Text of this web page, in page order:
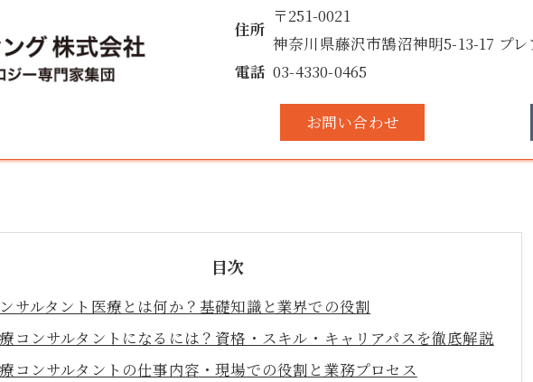
住所
〒251-0021
神奈川県藤沢市鵠沼神明5-13-17 プ
電話 03-4330-0465
お問い合わせ
目次
サルタント医療とは何か？基礎知識と業界での役割
コンサルタントになるには？資格・スキル・キャリアパスを徹底解説
コンサルタントの仕事内容・現場での役割と業務プロセス